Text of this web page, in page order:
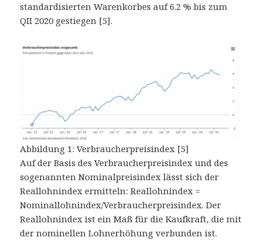
standardisierten Warenkorbes auf 6.2 % bis zum
QII 2020 gestiegen [5].
Abbildung 1: Verbraucherpreisindex [5]
Auf der Basis des Verbraucherpreisindex und des
sogenannten Nominalpreisindex lässt sich der
Reallohnindex ermitteln: Reallohnindex =
Nominallohnindex/Verbraucherpreisindex. Der
Reallohnindex ist ein Maß für die Kaufkraft, die mit
der nominellen Lohnerhöhung verbunden ist.